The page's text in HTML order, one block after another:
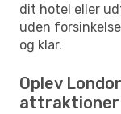
dit hotel eller
uden
og klar.
Oplev
attraktioner